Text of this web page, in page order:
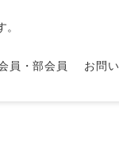
員・部会員 お問